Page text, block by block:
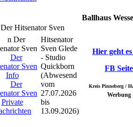
Der Hitsenator Sven
Hitsenator
Sven Glede
- Studio
Quickborn
(Abwesend
vom
27.07.2026
bis
13.09.2026)
Ballhaus
Hier geht
FB Seite
Kreis Pinneberg /
Werbung